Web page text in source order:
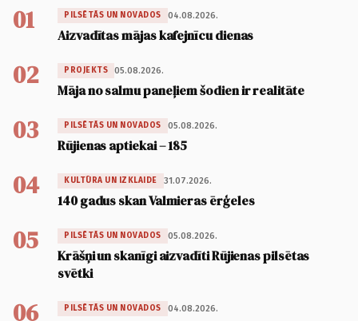
01 PILSĒTĀS UN NOVADOS 04.08.2026.
Aizvadītas mājas kafejnīcu dienas
02 PROJEKTS 05.08.2026.
Māja no salmu paneļiem šodien ir realitāte
03 PILSĒTĀS UN NOVADOS 05.08.2026.
Rūjienas aptiekai – 185
04 KULTŪRA UN IZKLAIDE 31.07.2026.
140 gadus skan Valmieras ērģeles
05 PILSĒTĀS UN NOVADOS 05.08.2026.
Krāšņi un skanīgi aizvadīti Rūjienas pilsētas
svētki
06 PILSĒTĀS UN NOVADOS 04.08.2026.